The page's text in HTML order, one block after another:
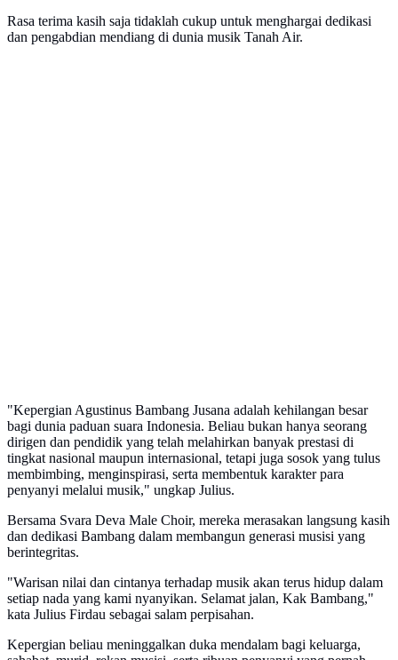
Rasa terima kasih saja tidaklah cukup untuk menghargai dedikasi
dan pengabdian mendiang di dunia musik Tanah Air.
"Kepergian Agustinus Bambang Jusana adalah kehilangan besar
bagi dunia paduan suara Indonesia. Beliau bukan hanya seorang
dirigen dan pendidik yang telah melahirkan banyak prestasi di
tingkat nasional maupun internasional, tetapi juga sosok yang tulus
membimbing, menginspirasi, serta membentuk karakter para
penyanyi melalui musik," ungkap Julius.
Bersama Svara Deva Male Choir, mereka merasakan langsung kasih
dan dedikasi Bambang dalam membangun generasi musisi yang
berintegritas.
"Warisan nilai dan cintanya terhadap musik akan terus hidup dalam
setiap nada yang kami nyanyikan. Selamat jalan, Kak Bambang,"
kata Julius Firdau sebagai salam perpisahan.
Kepergian beliau meninggalkan duka mendalam bagi keluarga,